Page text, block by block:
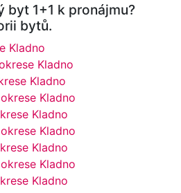
byt 1+1 k pronájmu?
bytů.
Kladno
Kladno
Kladno
Kladno
Kladno
Kladno
Kladno
Kladno
Kladno